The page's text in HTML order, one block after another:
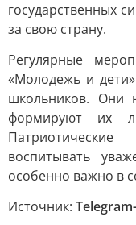
государственных
за свою страну.
Регулярные
«Молодежь и
школьников. Они
формируют их
воспитывать
особенно важно в
Источник: